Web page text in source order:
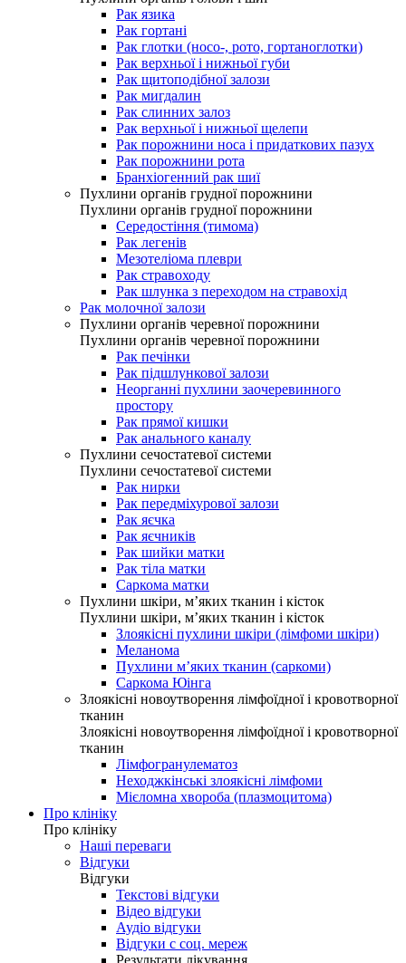
Рак язика
Рак гортані
Рак глотки (носо-, рото, гортаноглотки)
Рак верхньої і нижньої губи
Рак щитоподібної залози
Рак мигдалин
Рак слинних залоз
Рак верхньої і нижньої щелепи
Рак порожнини носа і придаткових пазух
Рак порожнини рота
Бранхіогенний рак шиї
Пухлини органів грудної порожнини
Пухлини органів грудної порожнини
Середостіння (тимома)
Рак легенів
Мезотеліома плеври
Рак стравоходу
Рак шлунка з переходом на стравохід
Рак молочної залози
Пухлини органів черевної порожнини
Пухлини органів черевної порожнини
Рак печінки
Рак підшлункової залози
Неорганні пухлини заочеревинного
простору
Рак прямої кишки
Рак анального каналу
Пухлини сечостатевої системи
Пухлини сечостатевої системи
Рак нирки
Рак передміхурової залози
Рак яєчка
Рак яєчників
Рак шийки матки
Рак тіла матки
Саркома матки
Пухлини шкіри, м’яких тканин і кісток
Пухлини шкіри, м’яких тканин і кісток
Злоякісні пухлини шкіри (лімфоми шкіри)
Меланома
Пухлини м’яких тканин (саркоми)
Саркома Юінга
Злоякісні новоутворення лімфоїдної і кровотворної
тканин
Злоякісні новоутворення лімфоїдної і кровотворної
тканин
Лімфогранулематоз
Неходжкінські злоякісні лімфоми
Мієломна хвороба (плазмоцитома)
Про клініку
Про клініку
Наші переваги
Відгуки
Відгуки
Текстові відгуки
Відео відгуки
Аудіо відгуки
Відгуки с соц. мереж
Результати лікування